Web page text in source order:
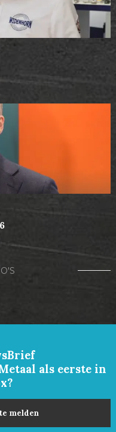
als eerste in
melden